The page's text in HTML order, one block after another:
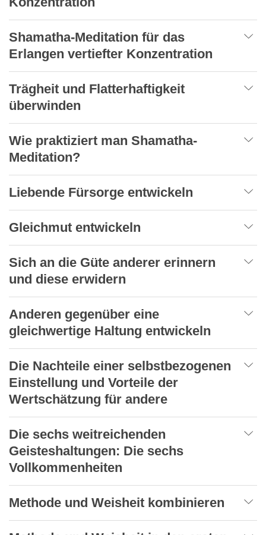
Shamatha-Meditation für das
Erlangen vertiefter Konzentration
Trägheit und Flatterhaftigkeit
überwinden
Wie praktiziert man Shamatha-
Meditation?
Liebende Fürsorge entwickeln
Gleichmut entwickeln
Sich an die Güte anderer erinnern
und diese erwidern
Anderen gegenüber eine
gleichwertige Haltung entwickeln
Die Nachteile einer selbstbezogenen
Einstellung und Vorteile der
Wertschätzung für andere
Die sechs weitreichenden
Geisteshaltungen: Die sechs
Vollkommenheiten
Methode und Weisheit kombinieren